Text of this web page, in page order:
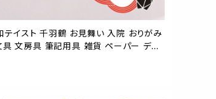
テイスト 千羽鶴 お見舞い 入院 おりがみ
文房具 筆記用具 雑貨 ペーパー デス
本 栞 ブック バインダー 学校 事務 用品